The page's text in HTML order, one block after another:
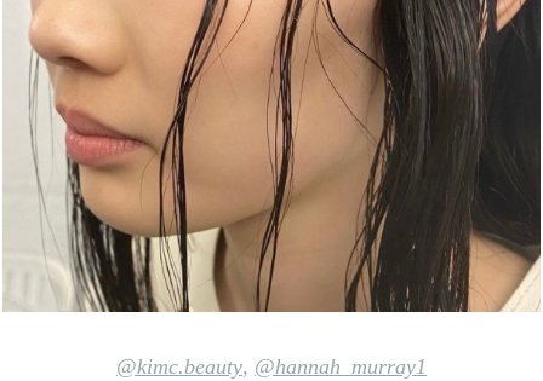
@kimc.beauty, @hannah_murray1